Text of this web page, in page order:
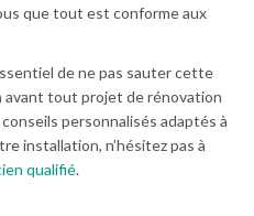
que tout est conforme aux
de ne pas sauter cette
avant tout projet de rénovation
personnalisés adaptés à
installation, n’hésitez pas à
qualifié.